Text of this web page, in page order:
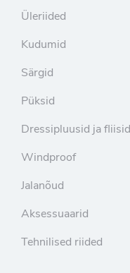
Üleriided
Kudumid
Särgid
Püksid
Dressipluusid ja fliisid
Windproof
Jalanõud
Aksessuaarid
Tehnilised riided